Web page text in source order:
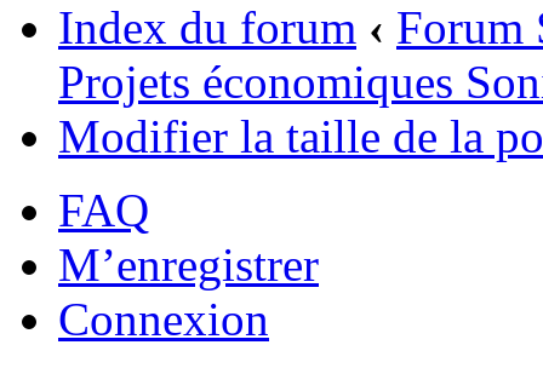
Index du forum ‹ Forum
Projets économiques
Modifier la taille de la
FAQ
M’enregistrer
Connexion